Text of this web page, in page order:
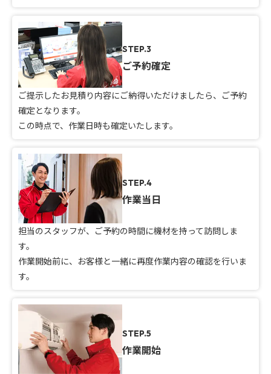
STEP.3
ご予約確定
ご提示したお見積り内容にご納得いただけましたら、ご予約
確定となります。
この時点で、作業日時も確定いたします。
STEP.4
作業当日
担当のスタッフが、ご予約の時間に機材を持って訪問しま
す。
作業開始前に、お客様と一緒に再度作業内容の確認を行いま
す。
STEP.5
作業開始